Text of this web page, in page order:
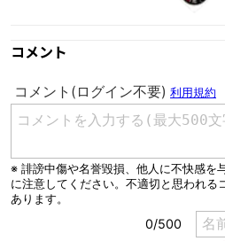
コメント